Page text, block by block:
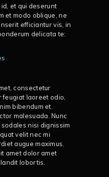
et qui deserunt
et modo oblique, ne
efficiantur vis, in
delicata te:
consectetur
feugiat laoreet odio,
bibendum et.
malesuada. Nunc
nisi dignissim
velit nec mi
augue maximus.
amet dolor amet
lobortis.